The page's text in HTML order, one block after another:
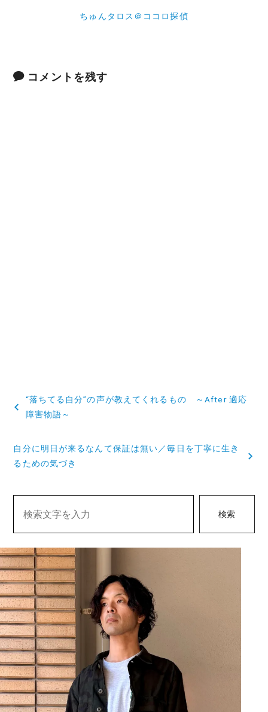
ちゅんタロス＠ココロ探偵
コメントを残す
稿
ビ
ョ
ン
“落ちてる自分”の声が教えてくれるもの ～After 適応
障害物語～
自分に明日が来るなんて保証は無い／毎日を丁寧に生き
るための気づき
検索